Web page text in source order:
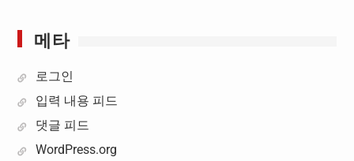
메타
로그인
입력 내용 피드
댓글 피드
WordPress.org